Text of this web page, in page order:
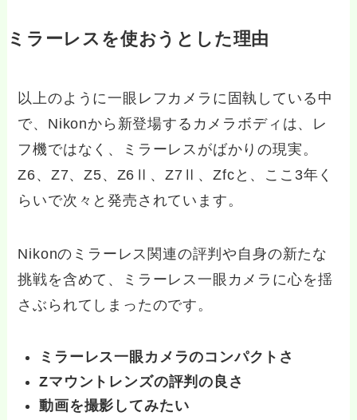
ミラーレスを使おうとした理由
以上のように一眼レフカメラに固執している中
で、Nikonから新登場するカメラボディは、レ
フ機ではなく、ミラーレスがばかりの現実。
Z6、Z7、Z5、Z6Ⅱ、Z7Ⅱ、Zfcと、ここ3年く
らいで次々と発売されています。
Nikonのミラーレス関連の評判や自身の新たな
挑戦を含めて、ミラーレス一眼カメラに心を揺
さぶられてしまったのです。
ミラーレス一眼カメラのコンパクトさ
Zマウントレンズの評判の良さ
動画を撮影してみたい